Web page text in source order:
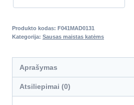
Produkto kodas: F041MAD0131
Kategorija: Sausas maistas katėms
Aprašymas
Atsiliepimai (0)